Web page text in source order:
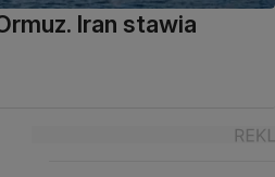
Iran stawia